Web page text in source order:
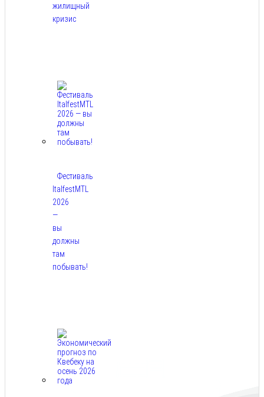
жилищный
кризис
Фестиваль
ItalfestMTL
2026
—
вы
должны
там
побывать!